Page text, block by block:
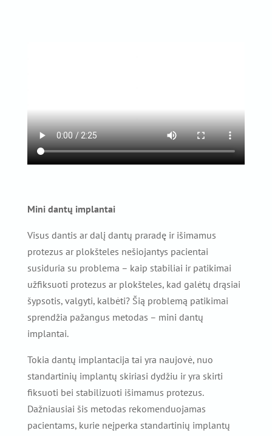
Mini dantų implantai
Visus dantis ar dalį dantų praradę ir išimamus
protezus ar plokšteles nešiojantys pacientai
susiduria su problema – kaip stabiliai ir patikimai
užfiksuoti protezus ar plokšteles, kad galėtų drąsiai
šypsotis, valgyti, kalbėti? Šią problemą patikimai
sprendžia pažangus metodas – mini dantų
implantai.
Tokia dantų implantacija tai yra naujovė, nuo
standartinių implantų skiriasi dydžiu ir yra skirti
fiksuoti bei stabilizuoti išimamus protezus.
Dažniausiai šis metodas rekomenduojamas
pacientams, kurie neįperka standartinių implantų